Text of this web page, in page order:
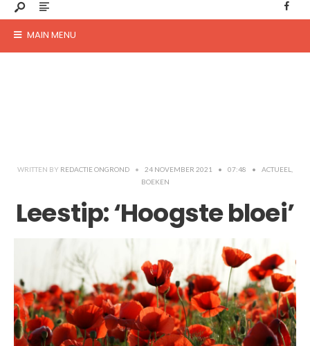
MAIN MENU
WRITTEN BY REDACTIE ONGROND • 24 NOVEMBER 2021 • 07:48 • ACTUEEL
BOEKEN
Leestip: ‘Hoogste bloei’